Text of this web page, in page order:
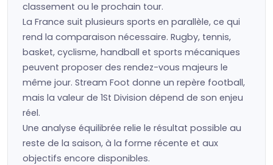
classement ou le prochain tour.
La France suit plusieurs sports en parallèle, ce qui
rend la comparaison nécessaire. Rugby, tennis,
basket, cyclisme, handball et sports mécaniques
peuvent proposer des rendez-vous majeurs le
même jour. Stream Foot donne un repère football,
mais la valeur de 1St Division dépend de son enjeu
réel.
Une analyse équilibrée relie le résultat possible au
reste de la saison, à la forme récente et aux
objectifs encore disponibles.